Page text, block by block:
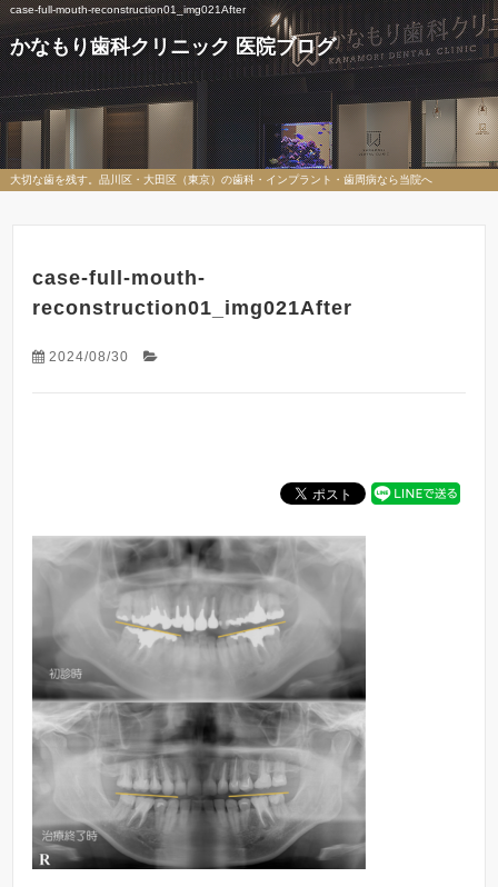
case-full-mouth-reconstruction01_img021After
かなもり歯科クリニック 医院ブログ
大切な歯を残す。品川区・大田区（東京）の歯科・インプラント・歯周病なら当院へ
case-full-mouth-
reconstruction01_img021After
2024/08/30